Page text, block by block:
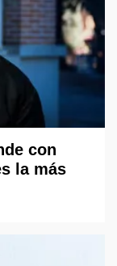
con
la más